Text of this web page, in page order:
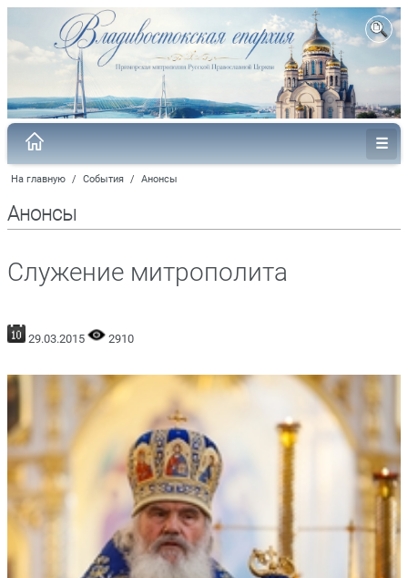
На главную / События / Анонсы
Анонсы
Служение митрополита
29.03.2015 2910